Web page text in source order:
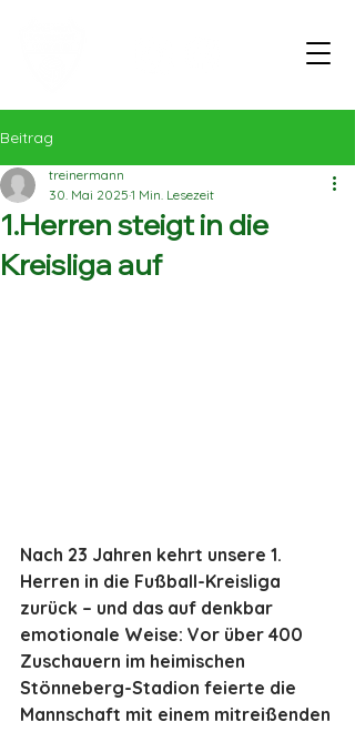
Beitrag
1.Herren steigt in die
Kreisliga auf
treinermann
30. Mai 2025 1 Min. Lesezeit
Nach 23 Jahren kehrt unsere 1.
Herren in die Fußball-Kreisliga
zurück – und das auf denkbar
emotionale Weise: Vor über 400
Zuschauern im heimischen
Stönneberg-Stadion feierte die
Mannschaft mit einem mitreißenden